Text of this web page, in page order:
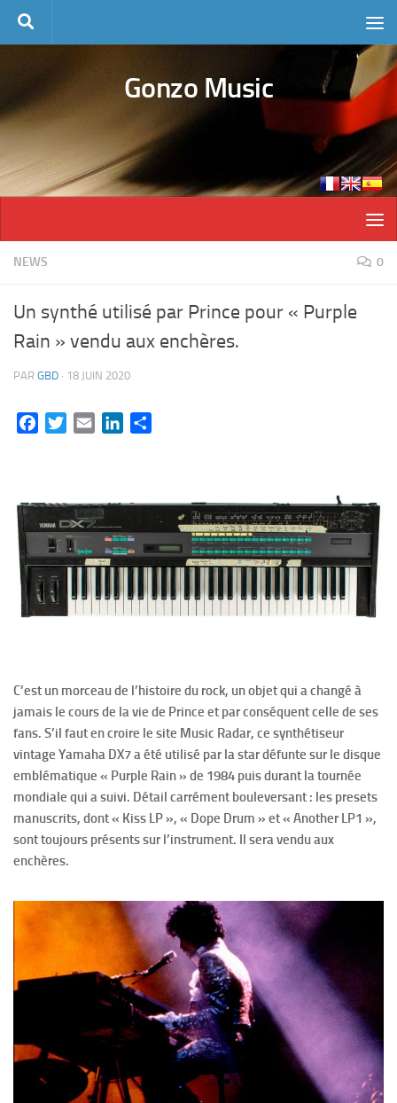
Skip to content
Gonzo Music
NEWS 0
Un synthé utilisé par Prince pour « Purple
Rain » vendu aux enchères.
PAR GBD · 18 JUIN 2020
FacebookTwitterEmail LinkedIn
C’est un morceau de l’histoire du rock, un objet qui a changé à
jamais le cours de la vie de Prince et par conséquent celle de ses
fans. S’il faut en croire le site Music Radar, ce synthétiseur
vintage Yamaha DX7 a été utilisé par la star défunte sur le disque
emblématique « Purple Rain » de 1984 puis durant la tournée
mondiale qui a suivi. Détail carrément bouleversant : les presets
manuscrits, dont « Kiss LP », « Dope Drum » et « Another LP1 »,
sont toujours présents sur l’instrument. Il sera vendu aux
enchères.